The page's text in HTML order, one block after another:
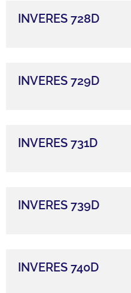
INVERES 728D
INVERES 729D
INVERES 731D
INVERES 739D
INVERES 740D